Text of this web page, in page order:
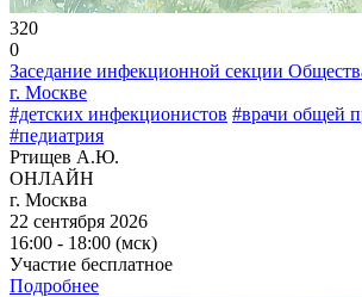
320
0
Заседание инфекционной секции
г. Москве
#детских инфекционистов #врачи общей
#педиатрия
Ртищев А.Ю.
ОНЛАЙН
г. Москва
22 сентября 2026
16:00 - 18:00 (мск)
Участие бесплатное
Подробнее